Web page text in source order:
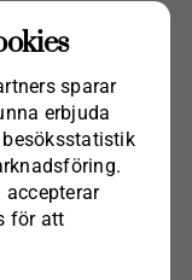
sparar
erbjuda
accepterar
för att